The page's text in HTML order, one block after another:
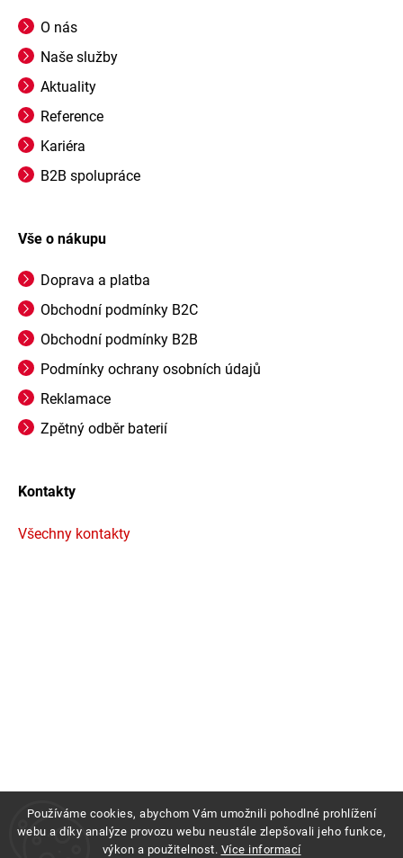
Používáme cookies, abychom Vám umožnili pohodlné prohlížení
webu a díky analýze provozu webu neustále zlepšovali jeho funkce,
výkon a použitelnost. Více informací
O nás
Naše služby
Aktuality
Reference
Kariéra
B2B spolupráce
Vše o nákupu
Doprava a platba
Obchodní podmínky B2C
Obchodní podmínky B2B
Podmínky ochrany osobních údajů
Reklamace
Zpětný odběr baterií
Kontakty
Všechny kontakty